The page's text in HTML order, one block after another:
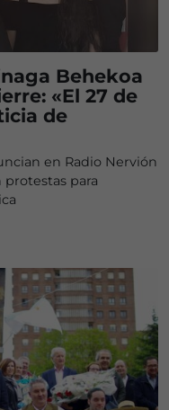
Behekoa
«El 27 de
de
en Radio Nervión
para